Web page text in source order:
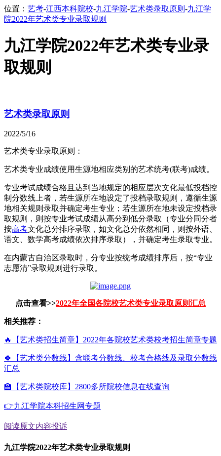
位置： 艺考-江西本科院校-九江学院-艺术类录取原则 -九江学
院2022年艺术类专业录取规则
九江学院2022年艺术类专业录
取规则
艺术类录取原则
2022/5/16
艺术类专业录取原则：
艺术类专业成绩使用生源地相应类别的艺术统考(联考)成绩。
专业考试成绩合格且达到当地规定的相应层次文化最低投档控
制分数线上者，若生源所在地设定了投档录取规则，遵循生源
地相关规则录取并确定考生专业；若生源所在地未设定投档录
取规则，则按专业考试成绩从高分到低分录取（专业分同分者
按高考文化总分排序录取，如文化总分依然相同，则按外语、
语文、数学高考成绩依次排序录取），并确定考生录取专业。
在内蒙古自治区录取时，分专业按统考成绩排序后，按“专业
志愿清”录取规则进行录取。
点击查看>>2022年全国各院校艺术类专业录取原则汇总
相关推荐：
🔥【艺术类招生简章】2022年各院校艺术类校考招生简章专题
🍀【艺术类分数线】含联考分数线、校考合格线及录取分数线
汇总
🏫【艺术类院校库】2800多所院校信息在线查询
👉九江学院本科招生网专题
阅读原文内容投诉
九江学院2022年艺术类专业录取规则